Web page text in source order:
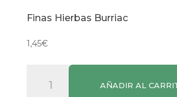
Finas Hierbas Burriac
1,45€
Hierbas
AÑADIR AL